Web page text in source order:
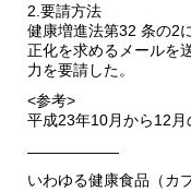
2.要請方法
健康増進法第32 条の2
正化を求めるメールを
力を要請した。
<参考>
平成23年10月から12月
——————
いわゆる健康食品（カ